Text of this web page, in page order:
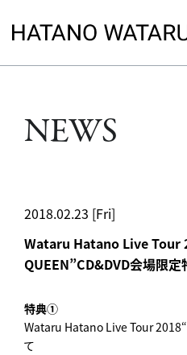
NEWS
2018.02.23 [Fri]
Wataru Hatano Live Tour
QUEEN”CD&DVD会場限定
特典①
Wataru Hatano Live Tour
て